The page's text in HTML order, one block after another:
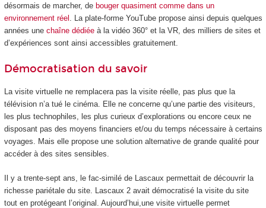
désormais de marcher, de bouger quasiment comme dans un
environnement réel . La plate-forme YouTube propose ainsi depuis quelques
années une chaîne dédiéeà la vidéo 360° et la VR, des milliers de sites et
d’expériences sont ainsi accessibles gratuitement.
Démocratisation du savoir
La visite virtuelle ne remplacera pas la visite réelle, pas plus que la
télévision n’a tué le cinéma. Elle ne concerne qu’une partie des visiteurs,
les plus technophiles, les plus curieux d’explorations ou encore ceux ne
disposant pas des moyens financiers et/ou du temps nécessaire à certains
voyages. Mais elle propose une solution alternative de grande qualité pour
accéder à des sites sensibles.
Il y a trente-sept ans, le fac-similé de Lascaux permettait de découvrir la
richesse pariétale du site. Lascaux 2 avait démocratisé la visite du site
tout en protégeant l’original. Aujourd’hui,une visite virtuelle permet